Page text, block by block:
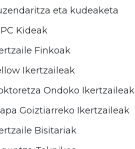
eta kudeaketa
Kideak
Finkoak
Ikertzaileak
Ondoko Ikertzaileak
Goiztiarreko Ikertzaileak
Bisitariak